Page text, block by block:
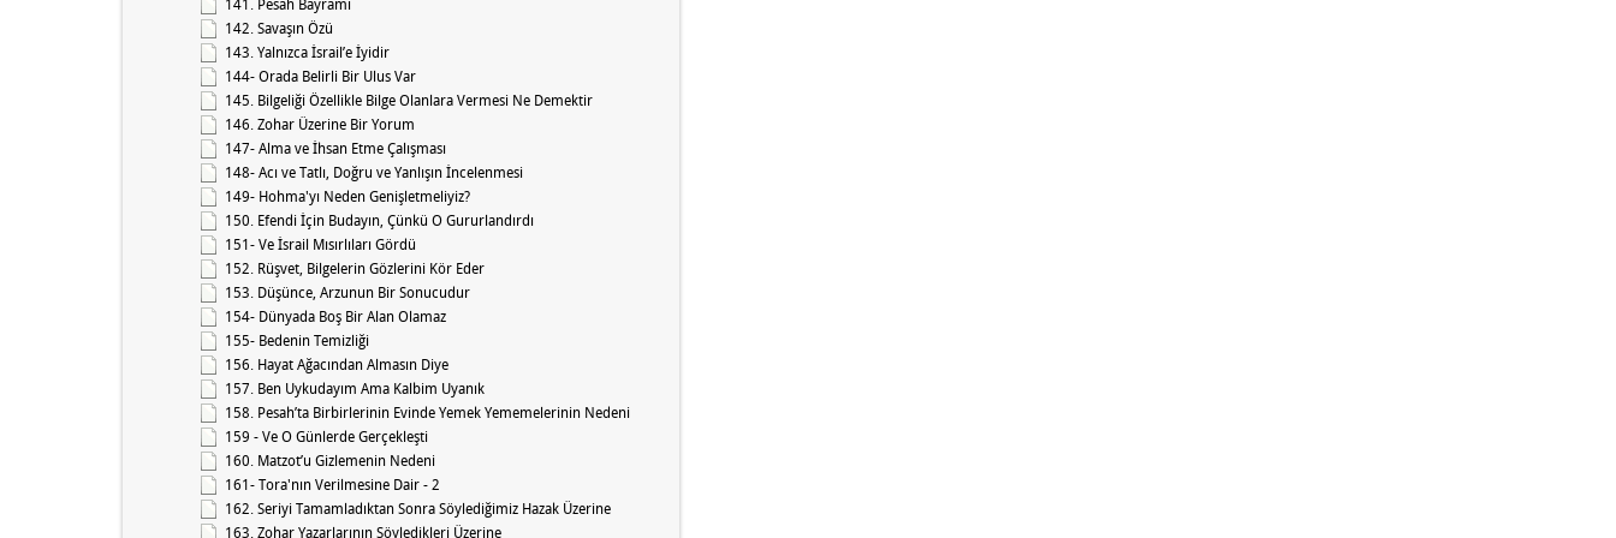
142. Savaşın Özü
143. Yalnızca İsrail’e İyidir
144- Orada Belirli Bir Ulus Var
145. Bilgeliği Özellikle Bilge Olanlara Vermesi Ne Demektir
146. Zohar Üzerine Bir Yorum
147- Alma ve İhsan Etme Çalışması
148- Acı ve Tatlı, Doğru ve Yanlışın İncelenmesi
149- Hohma'yı Neden Genişletmeliyiz?
150. Efendi İçin Budayın, Çünkü O Gururlandırdı
151- Ve İsrail Mısırlıları Gördü
152. Rüşvet, Bilgelerin Gözlerini Kör Eder
153. Düşünce, Arzunun Bir Sonucudur
154- Dünyada Boş Bir Alan Olamaz
155- Bedenin Temizliği
156. Hayat Ağacından Almasın Diye
157. Ben Uykudayım Ama Kalbim Uyanık
158. Pesah’ta Birbirlerinin Evinde Yemek Yememelerinin Nedeni
159 - Ve O Günlerde Gerçekleşti
160. Matzot’u Gizlemenin Nedeni
161- Tora'nın Verilmesine Dair - 2
162. Seriyi Tamamladıktan Sonra Söylediğimiz Hazak Üzerine
163. Zohar Yazarlarının Söyledikleri Üzerine